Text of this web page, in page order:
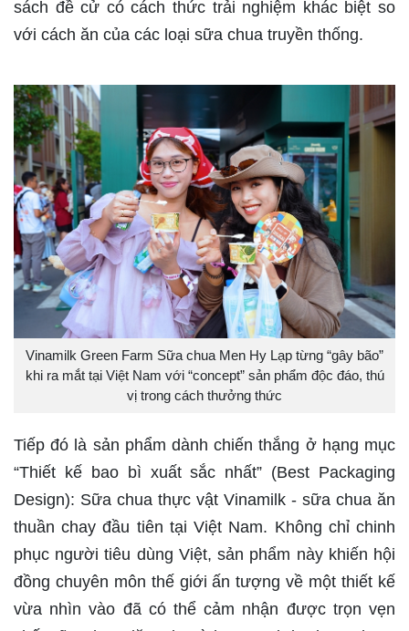
sách đề cử có cách thức trải nghiệm khác biệt so
với cách ăn của các loại sữa chua truyền thống.
Vinamilk Green Farm Sữa chua Men Hy Lạp từng “gây bão”
khi ra mắt tại Việt Nam với “concept” sản phẩm độc đáo, thú
vị trong cách thưởng thức
Tiếp đó là sản phẩm dành chiến thắng ở hạng mục
“Thiết kế bao bì xuất sắc nhất” (Best Packaging
Design): Sữa chua thực vật Vinamilk - sữa chua ăn
thuần chay đầu tiên tại Việt Nam. Không chỉ chinh
phục người tiêu dùng Việt, sản phẩm này khiến hội
đồng chuyên môn thế giới ấn tượng về một thiết kế
vừa nhìn vào đã có thể cảm nhận được trọn vẹn